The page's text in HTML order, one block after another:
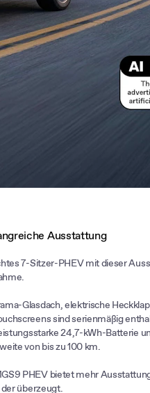
Ausstattung
7-Sitzer-PHEV mit dieser
Glasdach, elektrische
sind serienmäßig
24,7-kWh-Batterie
von bis zu 100 km.
PHEV bietet mehr
der überzeugt.